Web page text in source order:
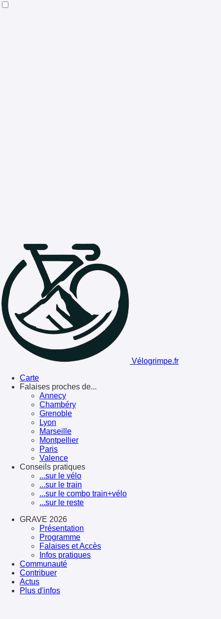
Vélogrimpe.fr
Carte
Falaises proches de...
Annecy
Chambéry
Grenoble
Lyon
Marseille
Montpellier
Paris
Valence
Conseils pratiques
...sur le vélo
...sur le train
...sur le combo train+vélo
...sur le reste
GRAVE 2026
Présentation
Programme
Falaises et Accès
Infos pratiques
Communauté
Contribuer
Actus
Plus d'infos